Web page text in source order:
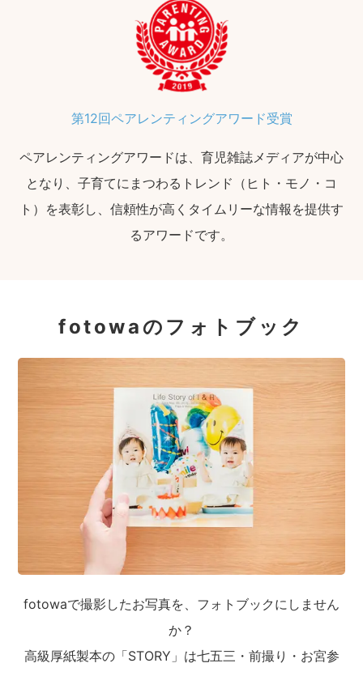
第12回ペアレンティングアワード受賞
ペアレンティングアワードは、育児雑誌メディアが中心
となり、子育てにまつわるトレンド（ヒト・モノ・コ
ト）を表彰し、信頼性が高くタイムリーな情報を提供す
るアワードです。
fotowaのフォトブック
fotowaで撮影したお写真を、フォトブックにしません
か？
高級厚紙製本の「STORY」は七五三・前撮り・お宮参